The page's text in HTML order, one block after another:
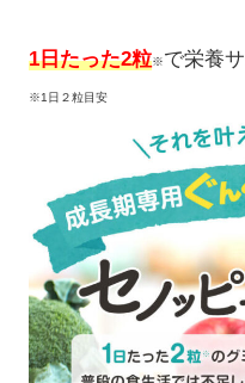
1日たった2粒※で栄養
※1日２粒目安